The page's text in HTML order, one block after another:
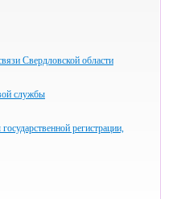
Свердловской области
службы
регистрации,